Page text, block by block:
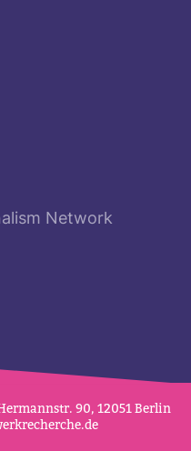
Network
90, 12051 Berlin